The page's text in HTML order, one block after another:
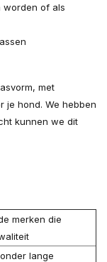
worden of als
met
je hond. We hebben
kunnen we dit
merken die
lange